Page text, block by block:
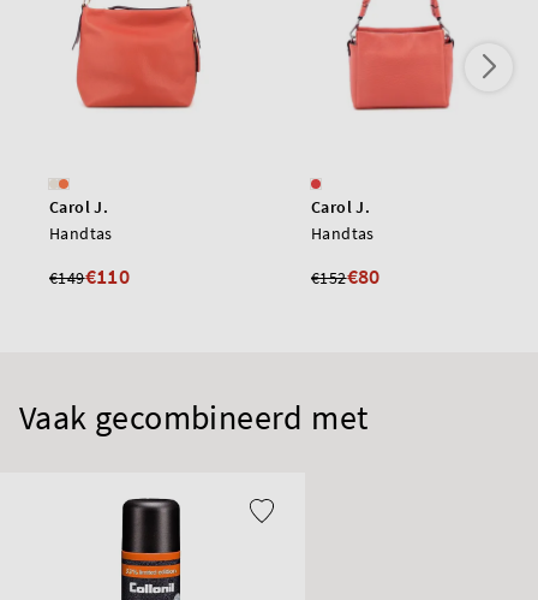
Carol J.
Handtas
€149€110
Carol J.
Handtas
€152€80
Vaak gecombineerd met